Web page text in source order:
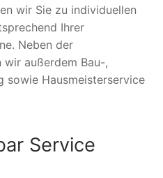
wir Sie zu individuellen
Ihrer
Neben der
wir außerdem Bau-,
sowie Hausmeisterservice
Service